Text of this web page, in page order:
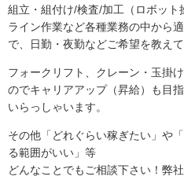
組立・組付け/検査/加工（ロボッ
ライン作業など各種業務の中から
で、日勤・夜勤などご希望を教えて
フォークリフト、クレーン・玉掛
のでキャリアアップ（昇給）も目
いらっしゃいます。
その他「どれぐらい稼ぎたい」や
る範囲がいい」等
どんなことでもご相談下さい！弊